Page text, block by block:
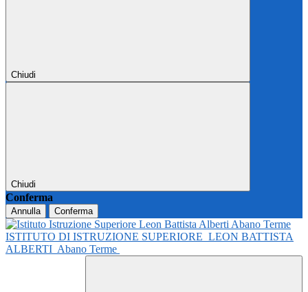
Chiudi
Chiudi
Conferma
Annulla Conferma
ISTITUTO DI ISTRUZIONE SUPERIORE LEON BATTISTA
ALBERTI Abano Terme